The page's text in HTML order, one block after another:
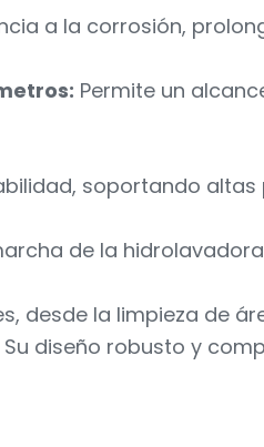
a la corrosión,
Permite un
soportando
de la
desde la limpieza de
diseño robusto y